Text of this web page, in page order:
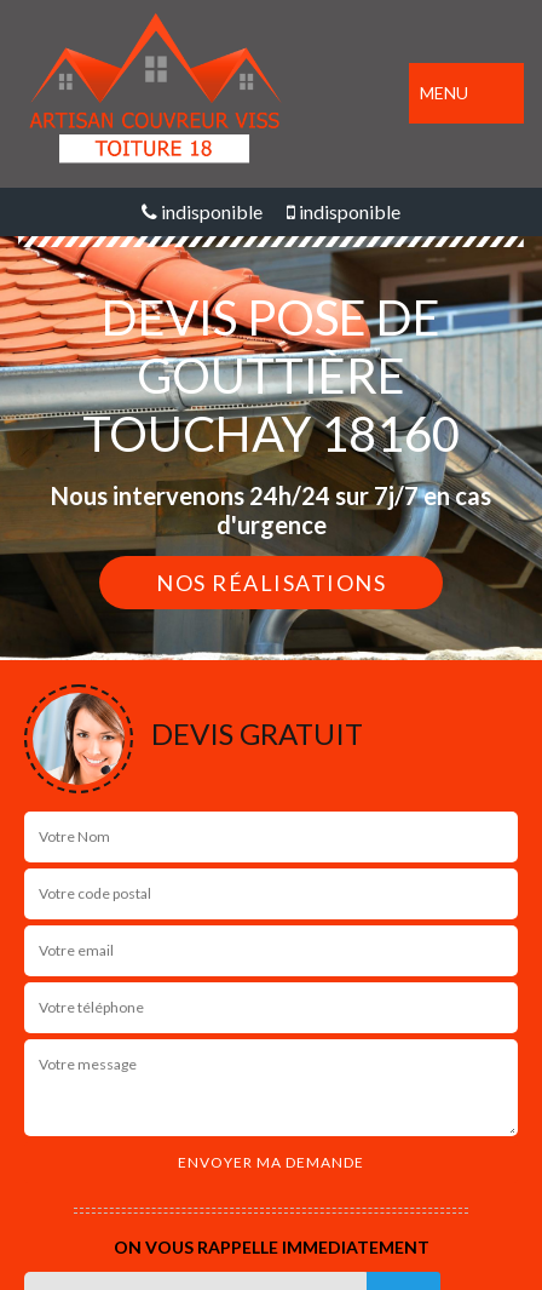
MENU
indisponible indisponible
DEVIS POSE DE
GOUTTIÈRE
TOUCHAY 18160
Nous intervenons 24h/24 sur 7j/7 en cas
d'urgence
NOS RÉALISATIONS
DEVIS GRATUIT
ON VOUS RAPPELLE IMMEDIATEMENT